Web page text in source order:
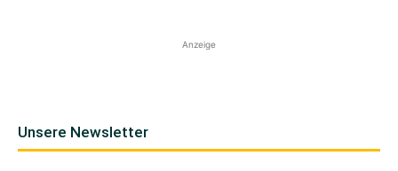
Anzeige
Unsere Newsletter